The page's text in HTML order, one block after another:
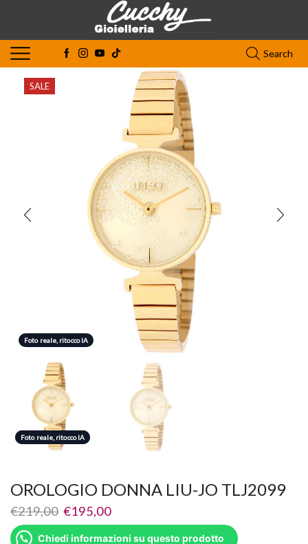
Search
SALE
Foto reale, ritocco IA
Foto reale, ritocco IA
Foto reale, ritocco IA
OROLOGIO DONNA LIU-JO TLJ2099
€219,00 €195,00
Chiedi informazioni su questo prodotto